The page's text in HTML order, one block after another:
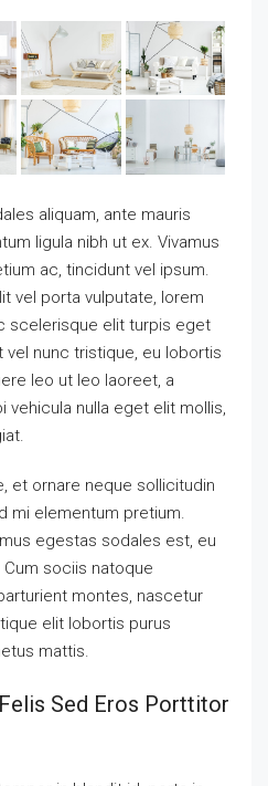
aliquam, ante mauris
ligula nibh ut ex. Vivamus
ac, tincidunt vel ipsum.
vel porta vulputate, lorem
scelerisque elit turpis eget
nunc tristique, eu lobortis
leo ut leo laoreet, a
vehicula nulla eget elit mollis,
et ornare neque sollicitudin
mi elementum pretium.
egestas sodales est, eu
sociis natoque
montes, nascetur
elit lobortis purus
mattis.
Sed Eros Porttitor